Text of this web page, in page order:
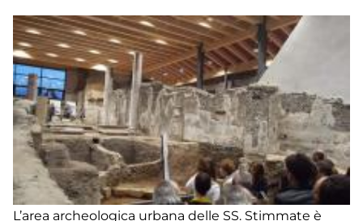
L’area archeologica urbana delle SS. Stimmate è